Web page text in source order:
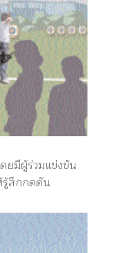
ยมีผู้ร่วมแข่งขัน
รู้สึกกดดัน